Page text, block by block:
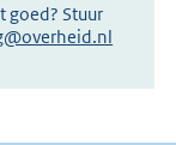
goed? Stuur